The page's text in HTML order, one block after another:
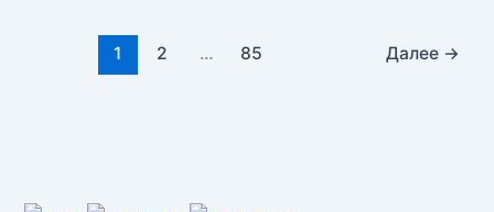
1 2 … 85 Далее →